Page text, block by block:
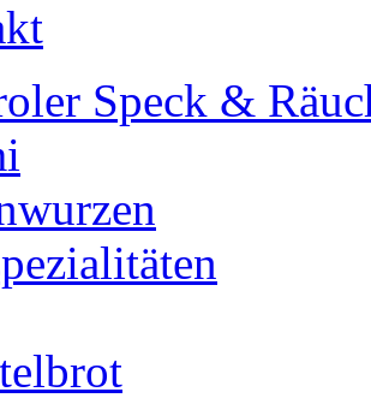
Speck &